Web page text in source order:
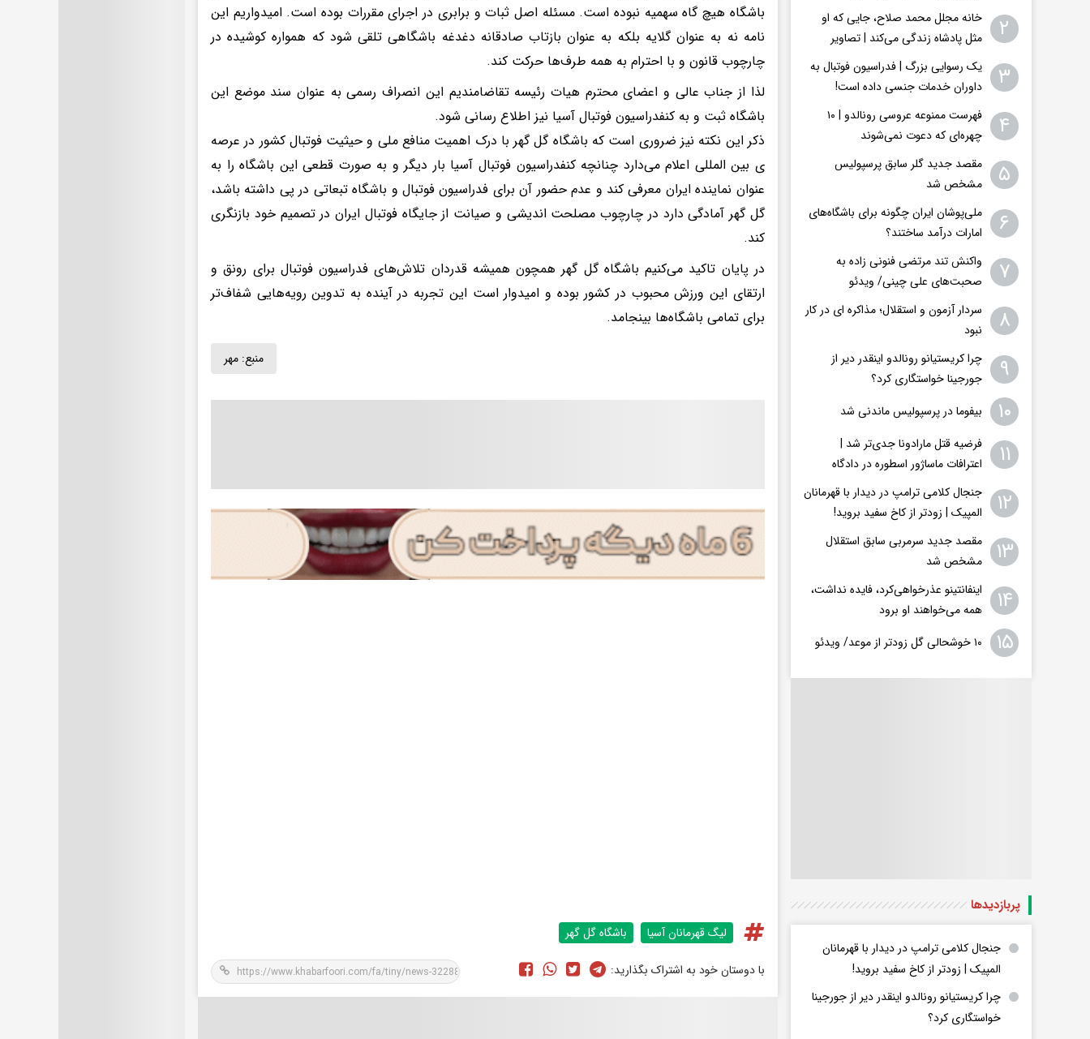
باشگاه هیچ گاه سهمیه نبوده است. مسئله اصل ثبات و برابری در اجرای مقررات بوده است. امیدواریم این
نامه نه به عنوان گلایه بلکه به عنوان بازتاب صادقانه دغدغه باشگاهی تلقی شود که همواره کوشیده در
چارچوب قانون و با احترام به همه طرف‌ها حرکت کند.
لذا از جناب عالی و اعضای محترم هیات رئیسه تقاضامندیم این انصراف رسمی به عنوان سند موضع این
باشگاه ثبت و به کنفدراسیون فوتبال آسیا نیز اطلاع رسانی شود.
ذکر این نکته نیز ضروری است که باشگاه گل گهر با درک اهمیت منافع ملی و حیثیت فوتبال کشور در عرصه
ی بین المللی اعلام می‌دارد چنانچه کنفدراسیون فوتبال آسیا بار دیگر و به صورت قطعی این باشگاه را به
عنوان نماینده ایران معرفی کند و عدم حضور آن برای فدراسیون فوتبال و باشگاه تبعاتی در پی داشته باشد،
گل گهر آمادگی دارد در چارچوب مصلحت اندیشی و صیانت از جایگاه فوتبال ایران در تصمیم خود بازنگری
کند.
در پایان تاکید می‌کنیم باشگاه گل گهر همچون همیشه قدردان تلاش‌های فدراسیون فوتبال برای رونق و
ارتقای این ورزش محبوب در کشور بوده و امیدوار است این تجربه در آینده به تدوین رویه‌هایی شفاف‌تر
برای تمامی باشگاه‌ها بینجامد.
منبع: مهر
لیگ قهرمانان آسیا باشگاه گل گهر
با دوستان خود به اشتراک بگذارید:
۲
خانه مجلل محمد صلاح، جایی که او
مثل پادشاه زندگی می‌کند | تصاویر
۳
یک رسوایی بزرگ | فدراسیون فوتبال به
داوران خدمات جنسی داده است!
۴
فهرست ممنوعه عروسی رونالدو | ۱۰
چهره‌ای که دعوت نمی‌شوند
۵
مقصد جدید گلر سابق پرسپولیس
مشخص شد
۶
ملی‌پوشان ایران چگونه برای باشگاه‌های
امارات درآمد ساختند؟
۷
واکنش تند مرتضی فنونی زاده به
صحبت‌های علی چینی/ ویدئو
۸
سردار آزمون و استقلال؛ مذاکره ای در کار
نبود
۹
چرا کریستیانو رونالدو اینقدر دیر از
جورجینا خواستگاری کرد؟
۱۰ بیفوما در پرسپولیس ماندنی شد
۱۱
فرضیه قتل مارادونا جدی‌تر شد |
اعترافات ماساژور اسطوره در دادگاه
۱۲
جنجال کلامی ترامپ در دیدار با قهرمانان
المپیک | زودتر از کاخ سفید بروید!
۱۳
مقصد جدید سرمربی سابق استقلال
مشخص شد
۱۴
اینفانتینو عذرخواهی‌کرد، فایده نداشت،
همه می‌خواهند او برود
۱۵ ۱۰ خوشحالی گل زودتر از موعد/ ویدئو
پربازدید‌ها
جنجال کلامی ترامپ در دیدار با قهرمانان
المپیک | زودتر از کاخ سفید بروید!
چرا کریستیانو رونالدو اینقدر دیر از جورجینا
خواستگاری کرد؟